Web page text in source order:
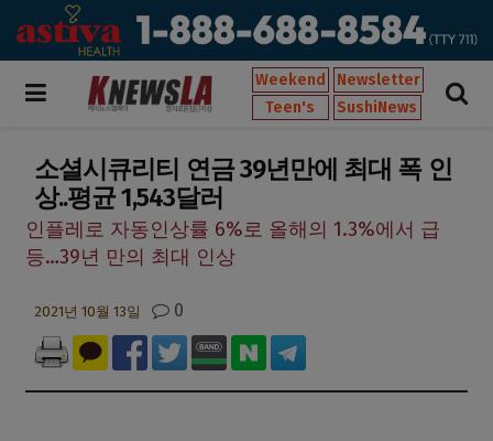
Weekend
Newsletter
Teen's
SushiNews
소셜시큐리티 연금 39년만에 최대 폭 인
상..평균 1,543달러
인플레로 자동인상률 6%로 올해의 1.3%에서 급
등…39년 만의 최대 인상
2021년 10월 13일 0